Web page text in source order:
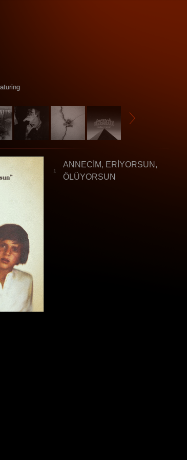
1
ANNECİM, ERİYORSUN,
ÖLÜYORSUN